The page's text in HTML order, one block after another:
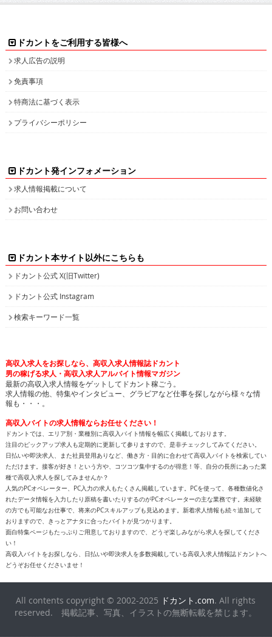
ドカント発インフォメーション
求人情報掲載について
お問い合わせ
ドカント本サイト以外にこちらも
ドカント公式 X(旧Twitter)
ドカント公式 Instagram
高収入求人をお探しなら、高収入求人情報誌ドカント
男の稼げる求人・高収入求人アルバイト情報マガジン
最新の高収入求人情報をゲットしてドカント稼ごう。
求人情報の他、特集やインタビュー、グラビアなど仕事を探しながら様々な情
報も・・・。
日払いや即決求人、また社員登用ありなど、働き方・目的に合わせて高収入バイトを検索してい
ただけます。接客が好き！という方や、コツコツ集中するのが得意！等、自分の長所にあった業
種で高収入求人を探してみませんか？
人気のPCオペレーター、PC入力の求人もたくさん掲載しています。PCを使って、各種数値化さ
れたデータ情報を入力したり原稿を書いたりするのがPCオペレーターの主な業務です。未経験
の方でも可能なお仕事で、将来のPCスキルアップも見込めます。新着求人情報も続々追加して
おりますので、きっとアナタに合ったバイトが見つかります。
面白特集ページもたっぷりご用意しておりますので、どうぞ楽しみながら求人を探してくださ
い！
高収入バイトをお探しなら、日払いや即決求人を多数掲載している高収入求人情報誌ドカントへ
どうぞお任せくださいませ！
All contents copyright © 2002-2025ドカント.com. All rights
reserved. 掲載記事、写真、イラストの無断転載を禁じます。